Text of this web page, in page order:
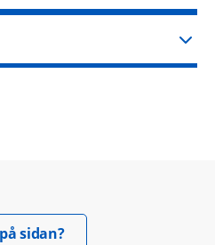
sidan?Öppnas i nytt fönster.